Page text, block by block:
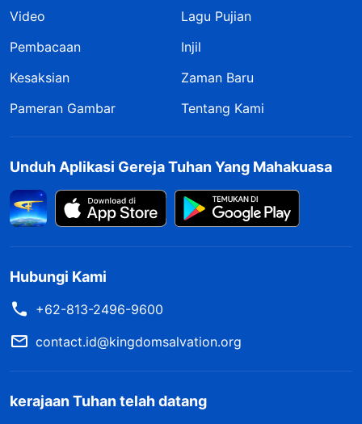
Video
Lagu Pujian
Pembacaan
Injil
Kesaksian
Zaman Baru
Pameran Gambar
Tentang Kami
Unduh Aplikasi Gereja Tuhan Yang Mahakuasa
Hubungi Kami
+62-813-2496-9600
contact.id@kingdomsalvation.org
kerajaan Tuhan telah datang